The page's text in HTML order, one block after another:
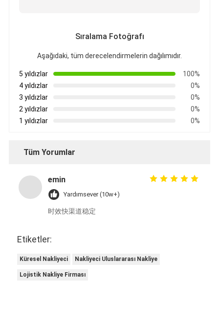
Sıralama Fotoğrafı
Aşağıdaki, tüm derecelendirmelerin dağılımıdır.
5 yıldızlar
100%
4 yıldızlar
0%
3 yıldızlar
0%
2 yıldızlar
0%
1 yıldızlar
0%
Tüm Yorumlar
emin
Yardımsever (10w+)
时效快渠道稳定
Etiketler:
Küresel Nakliyeci Nakliyeci Uluslararası Nakliye
Lojistik Nakliye Firması